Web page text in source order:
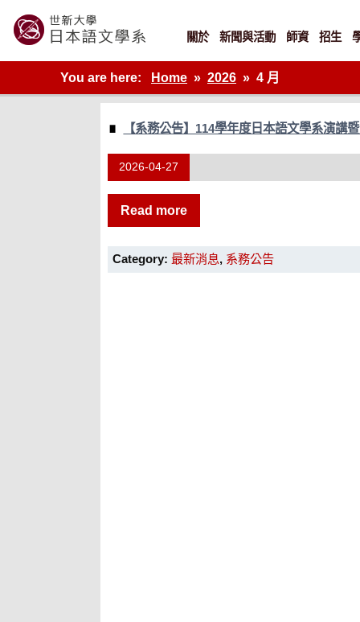
content
世新大學教學單位的網站
關於 新聞與活動 師資 招生
You are here: Home 2026 4 月
【系務公告】114學年度日本語文學系演講
2026-04-27
Read more
Category: 最新消息, 系務公告